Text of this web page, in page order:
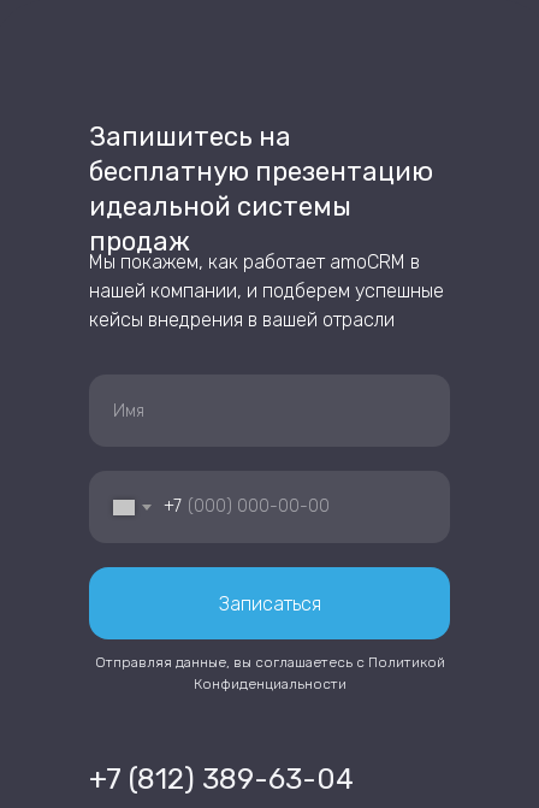
Запишитесь на
бесплатную презентацию
идеальной системы
продаж
Мы покажем, как работает amoCRM в
нашей компании, и подберем успешные
кейсы внедрения в вашей отрасли
+7 (812) 389-63-04
+7
Записаться
Отправляя данные, вы соглашаетесь с Политикой
Конфиденциальности